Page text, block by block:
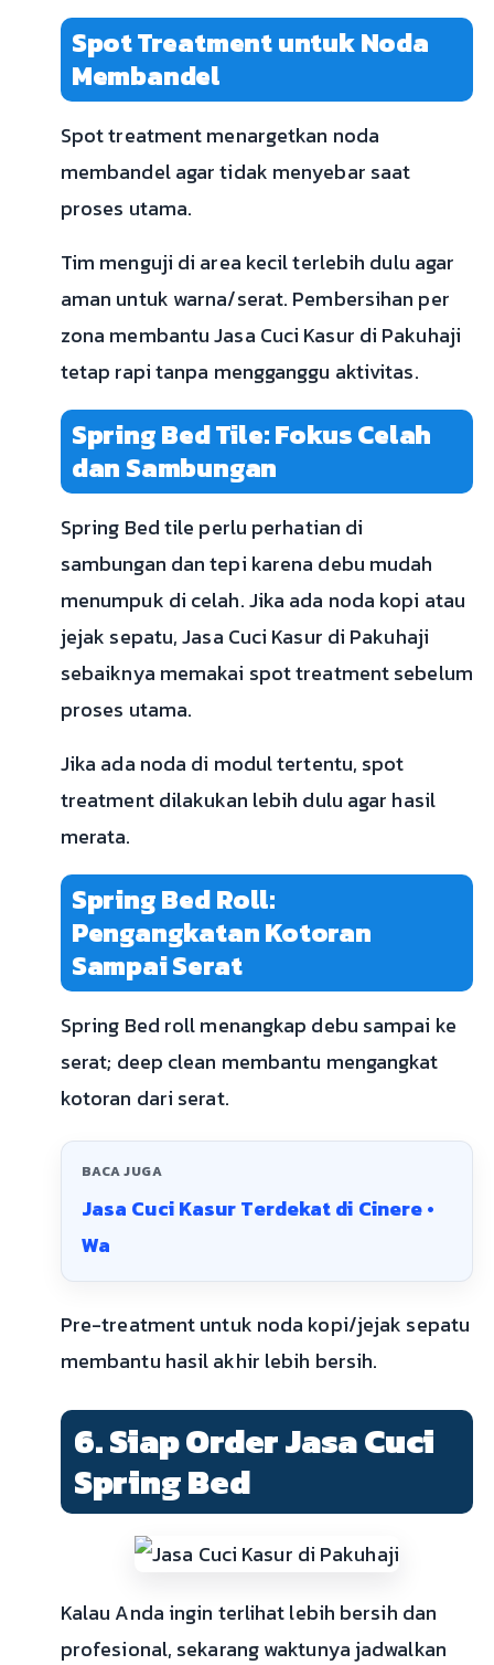
Spot Treatment untuk Noda
Membandel
Spot treatment menargetkan noda
membandel agar tidak menyebar saat
proses utama.
Tim menguji di area kecil terlebih dulu agar
aman untuk warna/serat. Pembersihan per
zona membantu Jasa Cuci Kasur di Pakuhaji
tetap rapi tanpa mengganggu aktivitas.
Spring Bed Tile: Fokus Celah
dan Sambungan
Spring Bed tile perlu perhatian di
sambungan dan tepi karena debu mudah
menumpuk di celah. Jika ada noda kopi atau
jejak sepatu, Jasa Cuci Kasur di Pakuhaji
sebaiknya memakai spot treatment sebelum
proses utama.
Jika ada noda di modul tertentu, spot
treatment dilakukan lebih dulu agar hasil
merata.
Spring Bed Roll:
Pengangkatan Kotoran
Sampai Serat
Spring Bed roll menangkap debu sampai ke
serat; deep clean membantu mengangkat
kotoran dari serat.
BACA JUGA
Jasa Cuci Kasur Terdekat di Cinere •
Wa
Pre-treatment untuk noda kopi/jejak sepatu
membantu hasil akhir lebih bersih.
6. Siap Order Jasa Cuci
Spring Bed
Kalau Anda ingin terlihat lebih bersih dan
profesional, sekarang waktunya jadwalkan